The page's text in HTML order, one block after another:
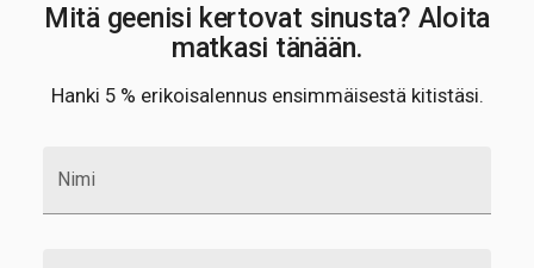
Mitä geenisi kertovat sinusta? Aloita
matkasi tänään.
Hanki 5 % erikoisalennus ensimmäisestä kitistäsi.
Nimi